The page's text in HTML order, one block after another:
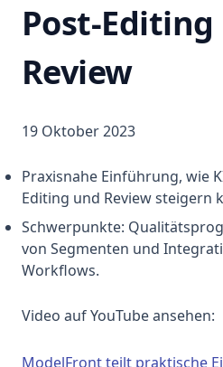
Post-
Review
19 Oktober 2023
Praxisnahe Einführung, wie
Editing und Review steigern
Schwerpunkte:
von Segmenten und
Workflows.
Video auf YouTube ansehen:
ModelFront teilt praktische